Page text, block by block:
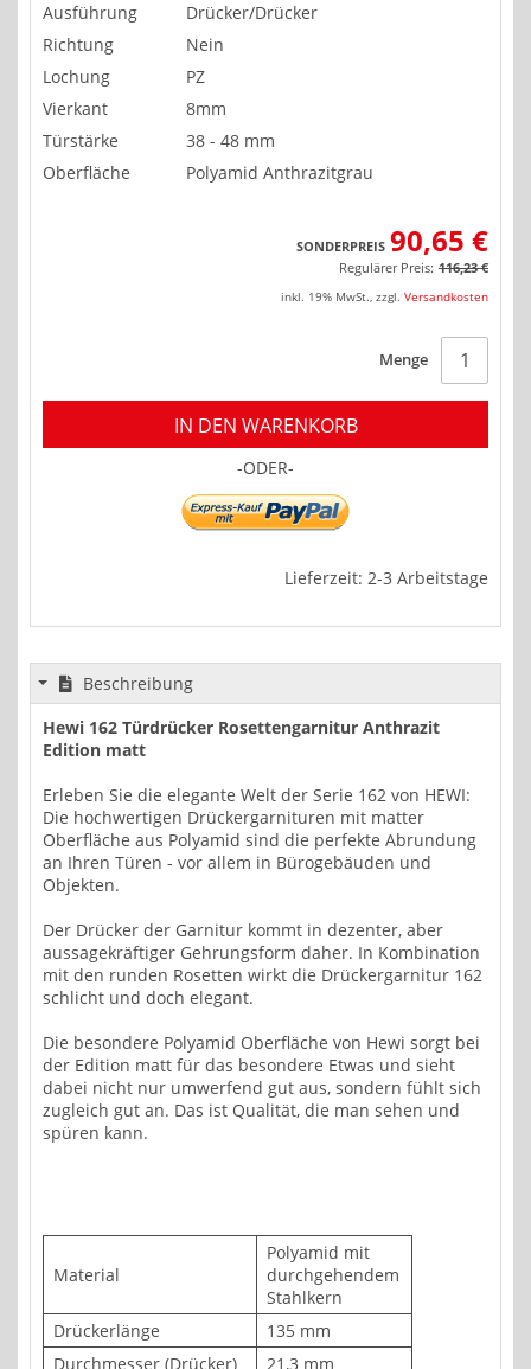
Ausführung
Drücker/Drücker
Richtung
Nein
Lochung
PZ
Vierkant
8mm
Türstärke
38 - 48 mm
Oberfläche
Polyamid Anthrazitgrau
SONDERPREIS 90,65 €
Regulärer Preis: 116,23 €
inkl. 19% MwSt., zzgl. Versandkosten
Menge
IN DEN WARENKORB
-ODER-
Lieferzeit: 2-3 Arbeitstage
Beschreibung
Hewi 162 Türdrücker Rosettengarnitur Anthrazit
Edition matt
Erleben Sie die elegante Welt der Serie 162 von HEWI:
Die hochwertigen Drückergarnituren mit matter
Oberfläche aus Polyamid sind die perfekte Abrundung
an Ihren Türen - vor allem in Bürogebäuden und
Objekten.
Der Drücker der Garnitur kommt in dezenter, aber
aussagekräftiger Gehrungsform daher. In Kombination
mit den runden Rosetten wirkt die Drückergarnitur 162
schlicht und doch elegant.
Die besondere Polyamid Oberfläche von Hewi sorgt bei
der Edition matt für das besondere Etwas und sieht
dabei nicht nur umwerfend gut aus, sondern fühlt sich
zugleich gut an. Das ist Qualität, die man sehen und
spüren kann.
Material
Polyamid mit
durchgehendem
Stahlkern
Drückerlänge
135 mm
Durchmesser (Drücker)
21,3 mm